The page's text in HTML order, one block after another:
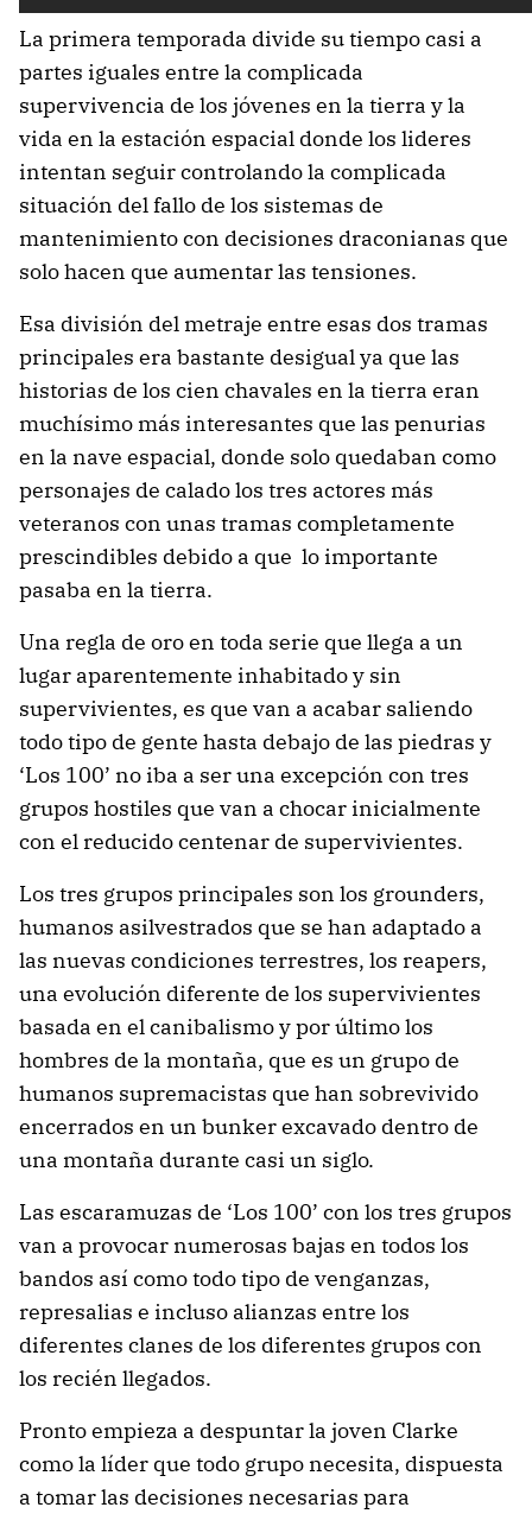
La primera temporada divide su tiempo casi a
partes iguales entre la complicada
supervivencia de los jóvenes en la tierra y la
vida en la estación espacial donde los lideres
intentan seguir controlando la complicada
situación del fallo de los sistemas de
mantenimiento con decisiones draconianas que
solo hacen que aumentar las tensiones.
Esa división del metraje entre esas dos tramas
principales era bastante desigual ya que las
historias de los cien chavales en la tierra eran
muchísimo más interesantes que las penurias
en la nave espacial, donde solo quedaban como
personajes de calado los tres actores más
veteranos con unas tramas completamente
prescindibles debido a que lo importante
pasaba en la tierra.
Una regla de oro en toda serie que llega a un
lugar aparentemente inhabitado y sin
supervivientes, es que van a acabar saliendo
todo tipo de gente hasta debajo de las piedras y
‘Los 100’ no iba a ser una excepción con tres
grupos hostiles que van a chocar inicialmente
con el reducido centenar de supervivientes.
Los tres grupos principales son los grounders,
humanos asilvestrados que se han adaptado a
las nuevas condiciones terrestres, los reapers,
una evolución diferente de los supervivientes
basada en el canibalismo y por último los
hombres de la montaña, que es un grupo de
humanos supremacistas que han sobrevivido
encerrados en un bunker excavado dentro de
una montaña durante casi un siglo.
Las escaramuzas de ‘Los 100’ con los tres grupos
van a provocar numerosas bajas en todos los
bandos así como todo tipo de venganzas,
represalias e incluso alianzas entre los
diferentes clanes de los diferentes grupos con
los recién llegados.
Pronto empieza a despuntar la joven Clarke
como la líder que todo grupo necesita, dispuesta
a tomar las decisiones necesarias para